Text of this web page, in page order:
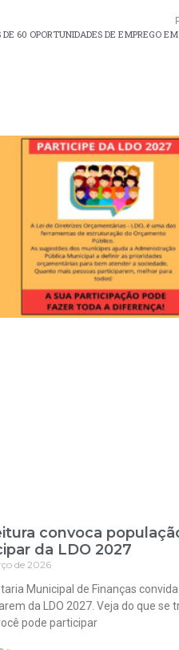
DE 60 OPORTUNIDADES DE EMPREGO
convoca
da LDO 2027
de 2026
Municipal de Finanças
da LDO 2027. Veja do que se
pode participar